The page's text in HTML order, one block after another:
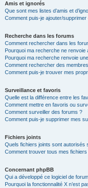
Amis et ignorés
Que sont mes listes d’amis et
Comment puis-je ajouter/supprimer
Recherche dans les forums
Comment rechercher dans les
Pourquoi ma recherche ne renvoie
Pourquoi ma recherche renvoie
Comment rechercher des
Comment puis-je trouver mes
Surveillance et favoris
Quelle est la différence entre les
Comment mettre en favoris ou
Comment surveiller des forums ?
Comment puis-je supprimer mes
Fichiers joints
Quels fichiers joints sont autorisés
Comment trouver tous mes fichiers
Concernant phpBB
Qui a développé ce logiciel de
Pourquoi la fonctionnalité X n’est